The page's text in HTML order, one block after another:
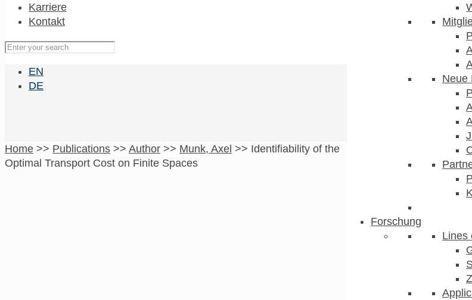
Neue
Forschung
Lines
Karriere
Kontakt
EN
DE
Home >> Publications >> Author >> Munk, Axel >> Identifiability of the
Optimal Transport Cost on Finite Spaces